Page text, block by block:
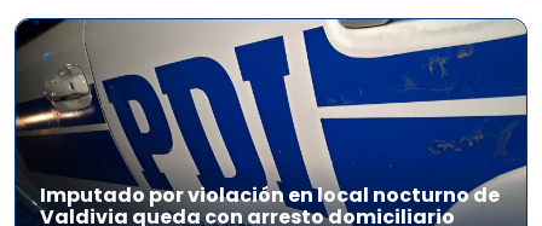
Imputado por violación en local nocturno de
Valdivia queda con arresto domiciliario